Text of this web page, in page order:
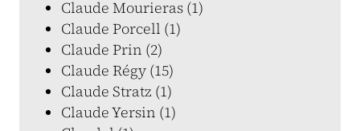
Claude Mourieras (1)
Claude Porcell (1)
Claude Prin (2)
Claude Régy (15)
Claude Stratz (1)
Claude Yersin (1)